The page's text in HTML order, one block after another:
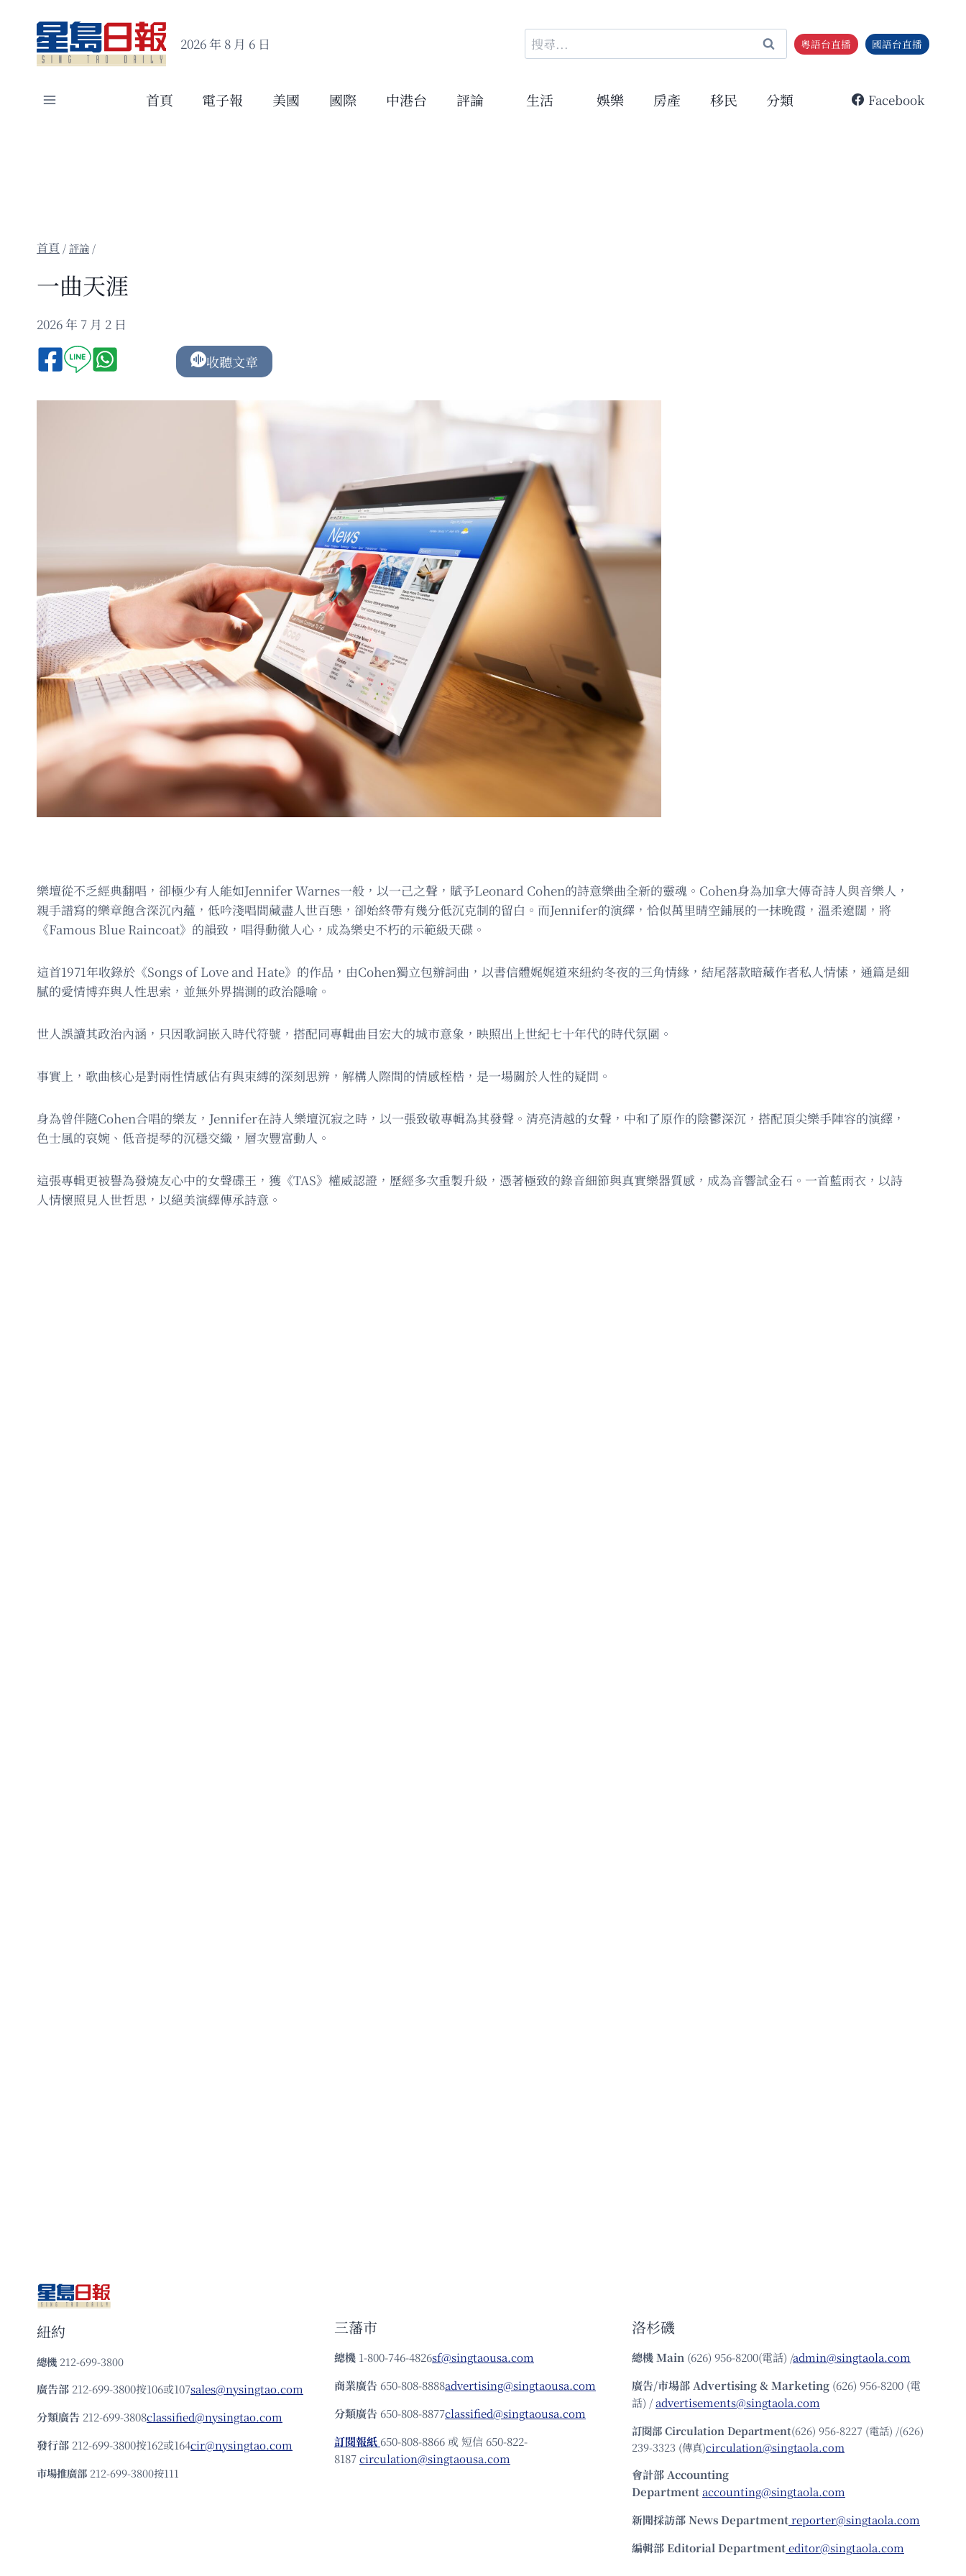
content
2026 年 8 月 6 日
搜
尋
鍵
粵語台直播 國語台直播
首頁 電子報 美國 國際 中港台 評論 生活 娛樂 房產 移民 分類 Facebook
/ 評論 /
一曲天涯
2026 年 7 月 2 日
收聽文章
樂壇從不乏經典翻唱，卻極少有人能如Jennifer Warnes一般，以一己之聲，賦予Leonard Cohen的詩意樂曲全新的靈魂。Cohen身為加拿大傳奇詩人與音樂人，
親手譜寫的樂章飽含深沉內蘊，低吟淺唱間藏盡人世百態，卻始終帶有幾分低沉克制的留白。而Jennifer的演繹，恰似萬里晴空鋪展的一抹晚霞，溫柔遼闊，將
《Famous Blue Raincoat》的韻致，唱得動徹人心，成為樂史不朽的示範級天碟。
這首1971年收錄於《Songs of Love and Hate》的作品，由Cohen獨立包辦詞曲，以書信體娓娓道來紐約冬夜的三角情緣，結尾落款暗藏作者私人情愫，通篇是細
膩的愛情博弈與人性思索，並無外界揣測的政治隱喻。
世人誤讀其政治內涵，只因歌詞嵌入時代符號，搭配同專輯曲目宏大的城市意象，映照出上世紀七十年代的時代氛圍。
事實上，歌曲核心是對兩性情感佔有與束縛的深刻思辨，解構人際間的情感桎梏，是一場關於人性的疑問。
身為曾伴隨Cohen合唱的樂友，Jennifer在詩人樂壇沉寂之時，以一張致敬專輯為其發聲。清亮清越的女聲，中和了原作的陰鬱深沉，搭配頂尖樂手陣容的演繹，
色士風的哀婉、低音提琴的沉穩交織，層次豐富動人。
這張專輯更被譽為發燒友心中的女聲碟王，獲《TAS》權威認證，歷經多次重製升級，憑著極致的錄音細節與真實樂器質感，成為音響試金石。一首藍雨衣，以詩
人情懷照見人世哲思，以絕美演繹傳承詩意。
紐約
總機 212-699-3800
廣告部 212-699-3800按106或107sales@nysingtao.com
分類廣告 212-699-3808classified@nysingtao.com
發⾏部 212-699-3800按162或164cir@nysingtao.com
市場推廣部 212-699-3800按111
三藩市
總機 1-800-746-4826sf@singtaousa.com
商業廣告 650-808-8888advertising@singtaousa.com
分類廣告 650-808-8877classified@singtaousa.com
訂閱報紙 650-808-8866 或 短信 650-822-
8187circulation@singtaousa.com
洛杉磯
總機Main (626) 956-8200(電話) /admin@singtaola.com
廣告/市場部Advertising & Marketing (626) 956-8200 (電
話) /advertisements@singtaola.com
訂閱部 Circulation Department(626) 956-8227 (電話) /(626)
239-3323 (傳真)circulation@singtaola.com
會計部 Accounting
Departmentaccounting@singtaola.com
新聞採訪部 News Departmentreporter@singtaola.com
編輯部 Editorial Departmenteditor@singtaola.com